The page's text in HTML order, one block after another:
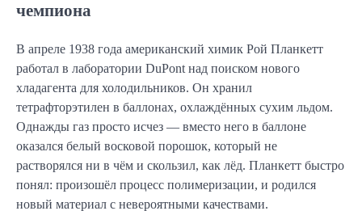
чемпиона
В апреле 1938 года американский химик Рой Планкетт
работал в лаборатории DuPont над поиском нового
хладагента для холодильников. Он хранил
тетрафторэтилен в баллонах, охлаждённых сухим льдом.
Однажды газ просто исчез — вместо него в баллоне
оказался белый восковой порошок, который не
растворялся ни в чём и скользил, как лёд. Планкетт быстро
понял: произошёл процесс полимеризации, и родился
новый материал с невероятными качествами.